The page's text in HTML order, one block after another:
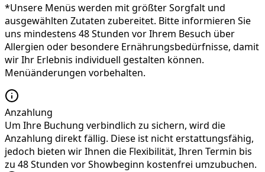
*Unsere Menüs werden mit größter Sorgfalt und
ausgewählten Zutaten zubereitet. Bitte informieren Sie
uns mindestens 48 Stunden vor Ihrem Besuch über
Allergien oder besondere Ernährungsbedürfnisse, damit
wir Ihr Erlebnis individuell gestalten können.
Menüänderungen vorbehalten.
Anzahlung
Um Ihre Buchung verbindlich zu sichern, wird die
Anzahlung direkt fällig. Diese ist nicht erstattungsfähig,
jedoch bieten wir Ihnen die Flexibilität, Ihren Termin bis
zu 48 Stunden vor Showbeginn kostenfrei umzubuchen.